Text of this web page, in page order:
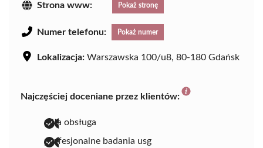
Strona www: Pokaż stronę
Numer telefonu: Pokaż numer
Lokalizacja: Warszawska 100/u8, 80-180 Gdańsk
Najczęściej doceniane przez klientów:
miła obsługa
profesjonalne badania usg